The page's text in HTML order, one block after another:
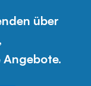
über
Angebote.